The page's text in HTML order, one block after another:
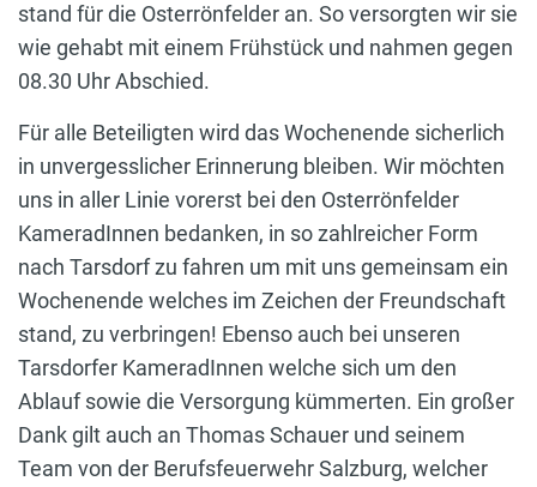
stand für die Osterrönfelder an. So versorgten wir sie
wie gehabt mit einem Frühstück und nahmen gegen
08.30 Uhr Abschied.
Für alle Beteiligten wird das Wochenende sicherlich
in unvergesslicher Erinnerung bleiben. Wir möchten
uns in aller Linie vorerst bei den Osterrönfelder
KameradInnen bedanken, in so zahlreicher Form
nach Tarsdorf zu fahren um mit uns gemeinsam ein
Wochenende welches im Zeichen der Freundschaft
stand, zu verbringen! Ebenso auch bei unseren
Tarsdorfer KameradInnen welche sich um den
Ablauf sowie die Versorgung kümmerten. Ein großer
Dank gilt auch an Thomas Schauer und seinem
Team von der Berufsfeuerwehr Salzburg, welcher